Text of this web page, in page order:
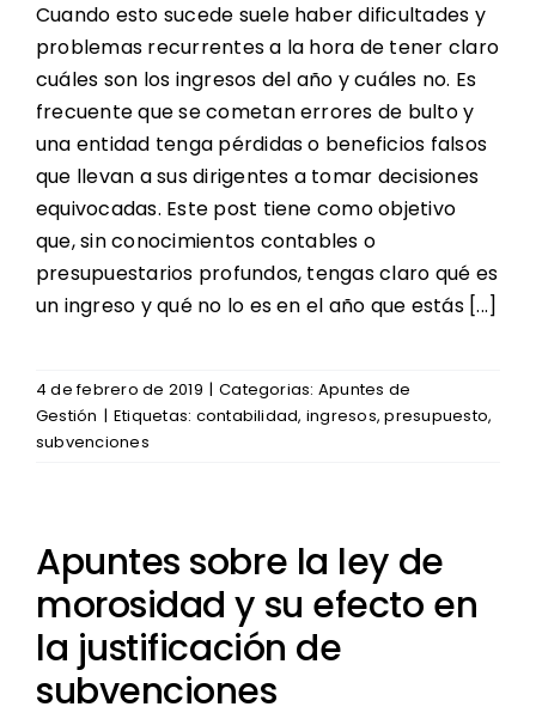
Cuando esto sucede suele haber dificultades y
problemas recurrentes a la hora de tener claro
cuáles son los ingresos del año y cuáles no. Es
frecuente que se cometan errores de bulto y
una entidad tenga pérdidas o beneficios falsos
que llevan a sus dirigentes a tomar decisiones
equivocadas. Este post tiene como objetivo
que, sin conocimientos contables o
presupuestarios profundos, tengas claro qué es
un ingreso y qué no lo es en el año que estás [...]
4 de febrero de 2019 | Categorias: Apuntes de
Gestión | Etiquetas: contabilidad, ingresos,presupuesto,
subvenciones
Apuntes sobre la ley de
morosidad y su efecto en
la justificación de
subvenciones